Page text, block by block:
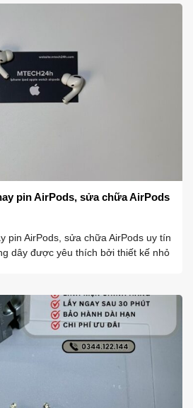
pin AirPods, sửa chữa AirPods
pin AirPods, sửa chữa AirPods uy tín
dây được yêu thích bởi thiết kế nhỏ